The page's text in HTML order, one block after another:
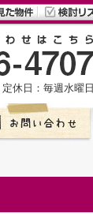
定休日：毎週水曜日